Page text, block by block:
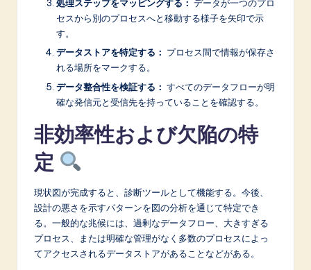
処理ステップをマッピングする： データが一つのプロ
セスから別のプロセスへと移動する様子を矢印で示
す。
データストアを特定する： プロセス間で情報が保存さ
れる場所をマークする。
データ整合性を検証する： すべてのデータフローが明
確な発信元と受信先を持っていることを確認する。
非効率性および欠陥の特
定
現状図が完成すると、診断ツールとして機能する。今後、
設計の悪さを示すパターンを図の分析を通じて特定でき
る。一般的な兆候には、過剰なデータフロー、大きすぎる
プロセス、または明確な管理がなく多数のプロセスによっ
てアクセスされるデータストアがあることなどがある。